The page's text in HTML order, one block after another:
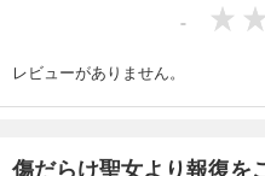
あらすじを表示する
-
レビューがありません。
傷だらけ聖女より報復